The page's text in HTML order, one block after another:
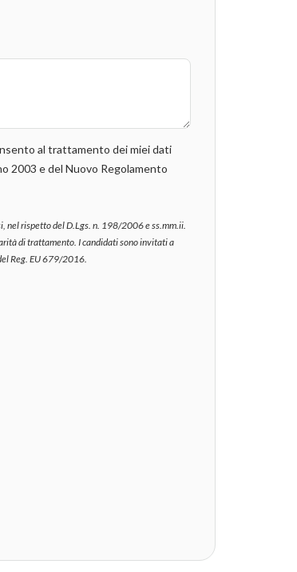
al trattamento dei miei dati
2003 e del Nuovo Regolamento
nel rispetto del D.Lgs. n. 198/2006 e ss.mm.ii.
di trattamento. I candidati sono invitati a
Reg. EU 679/2016.